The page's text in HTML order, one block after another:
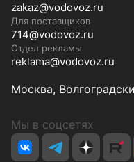
zakaz@vodovoz.ru
Для поставщиков
714@vodovoz.ru
Отдел рекламы
reklama@vodovoz.ru
Москва,
Мы в соцсетях